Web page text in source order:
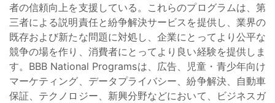
者の信頼向上を支援している。これらのプログラムは、第
三者による説明責任と紛争解決サービスを提供し、業界の
既存および新たな問題に対処し、企業にとってより公平な
競争の場を作り、消費者にとってより良い経験を提供しま
す。BBB National Programsは、広告、児童・青少年向け
マーケティング、データプライバシー、紛争解決、自動車
保証、テクノロジー、新興分野などにおいて、ビジネスガ